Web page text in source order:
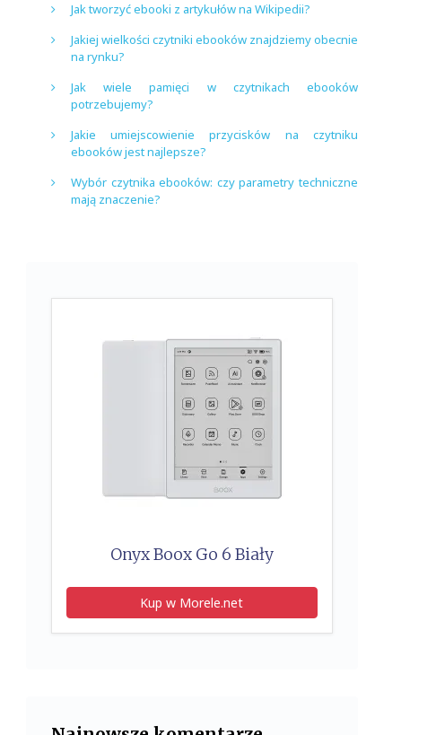
Jak tworzyć ebooki z artykułów na Wikipedii?
Jakiej wielkości czytniki ebooków znajdziemy obecnie
na rynku?
Jak wiele pamięci w czytnikach ebooków
potrzebujemy?
Jakie umiejscowienie przycisków na czytniku
ebooków jest najlepsze?
Wybór czytnika ebooków: czy parametry techniczne
mają znaczenie?
Onyx Boox Go 6 Biały
Kup w Morele.net